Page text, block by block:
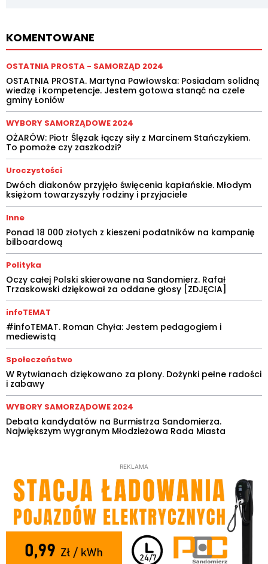
KOMENTOWANE
OSTATNIA PROSTA - SAMORZĄD 2024
OSTATNIA PROSTA. Martyna Pawłowska: Posiadam solidną
wiedzę i kompetencje. Jestem gotowa stanąć na czele
gminy Łoniów
WYBORY SAMORZĄDOWE 2024
OŻARÓW: Piotr Ślęzak łączy siły z Marcinem Stańczykiem.
To pomoże czy zaszkodzi?
Uroczystości
Dwóch diakonów przyjęło święcenia kapłańskie. Młodym
księżom towarzyszyły rodziny i przyjaciele
Inne
Ponad 18 000 złotych z kieszeni podatników na kampanię
bilboardową
Polityka
Oczy całej Polski skierowane na Sandomierz. Rafał
Trzaskowski dziękował za oddane głosy [ZDJĘCIA]
infoTEMAT
#infoTEMAT. Roman Chyła: Jestem pedagogiem i
mediewistą
Społeczeństwo
W Rytwianach dziękowano za plony. Dożynki pełne radości
i zabawy
WYBORY SAMORZĄDOWE 2024
Debata kandydatów na Burmistrza Sandomierza.
Największym wygranym Młodzieżowa Rada Miasta
REKLAMA